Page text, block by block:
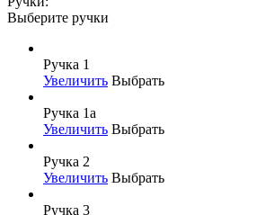
Выберите ручки
Ручка 1
Увеличить Выбрать
Ручка 1а
Увеличить Выбрать
Ручка 2
Увеличить Выбрать
Ручка 3